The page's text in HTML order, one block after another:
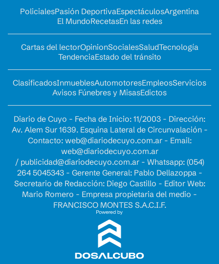
PolicialesPasión DeportivaEspectáculosArgentina
El MundoRecetasEn las redes
Cartas del lectorOpinionSocialesSaludTecnología
TendenciaEstado del tránsito
ClasificadosInmueblesAutomotoresEmpleosServicios
Avisos Fúnebres y MisasEdictos
Diario de Cuyo - Fecha de Inicio: 11/2003 - Dirección:
Av. Alem Sur 1639. Esquina Lateral de Circunvalación -
Contacto: web@diariodecuyo.com.ar- Email:
web@diariodecuyo.com.ar
/ publicidad@diariodecuyo.com.ar- Whatsapp: (054)
264 5045343 - Gerente General: Pablo Dellazoppa -
Secretario de Redacción: Diego Castillo - Editor Web:
Mario Romero - Empresa propietaria del medio -
FRANCISCO MONTES S.A.C.I.F.